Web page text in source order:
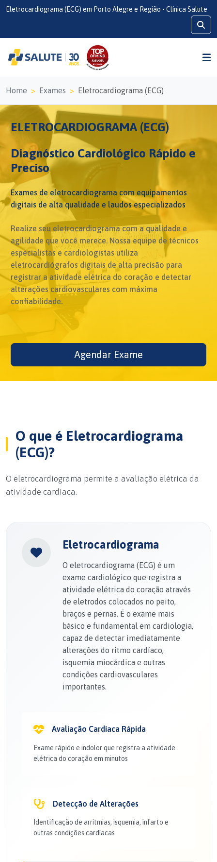
Eletrocardiograma (ECG) em Porto Alegre e Região - Clínica Salute
Home Exames Eletrocardiograma (ECG)
ELETROCARDIOGRAMA (ECG)
Diagnóstico Cardiológico Rápido e
Preciso
Exames de eletrocardiograma com equipamentos
digitais de alta qualidade e laudos especializados
Realize seu eletrocardiograma com a qualidade e
agilidade que você merece. Nossa equipe de técnicos
especialistas e cardiologistas utiliza
eletrocardiógrafos digitais de alta precisão para
registrar a atividade elétrica do coração e detectar
alterações cardiovasculares com máxima
confiabilidade.
Agendar Exame
O que é Eletrocardiograma
(ECG)?
O eletrocardiograma permite a avaliação elétrica da
atividade cardíaca.
Eletrocardiograma
O eletrocardiograma (ECG) é um
exame cardiológico que registra a
atividade elétrica do coração através
de eletrodos colocados no peito,
braços e pernas. É o exame mais
básico e fundamental em cardiologia,
capaz de detectar imediatamente
alterações do ritmo cardíaco,
isquemia miocárdica e outras
condições cardiovasculares
importantes.
Avaliação Cardíaca Rápida
Exame rápido e indolor que registra a atividade
elétrica do coração em minutos
Detecção de Alterações
Identificação de arritmias, isquemia, infarto e
outras condições cardíacas